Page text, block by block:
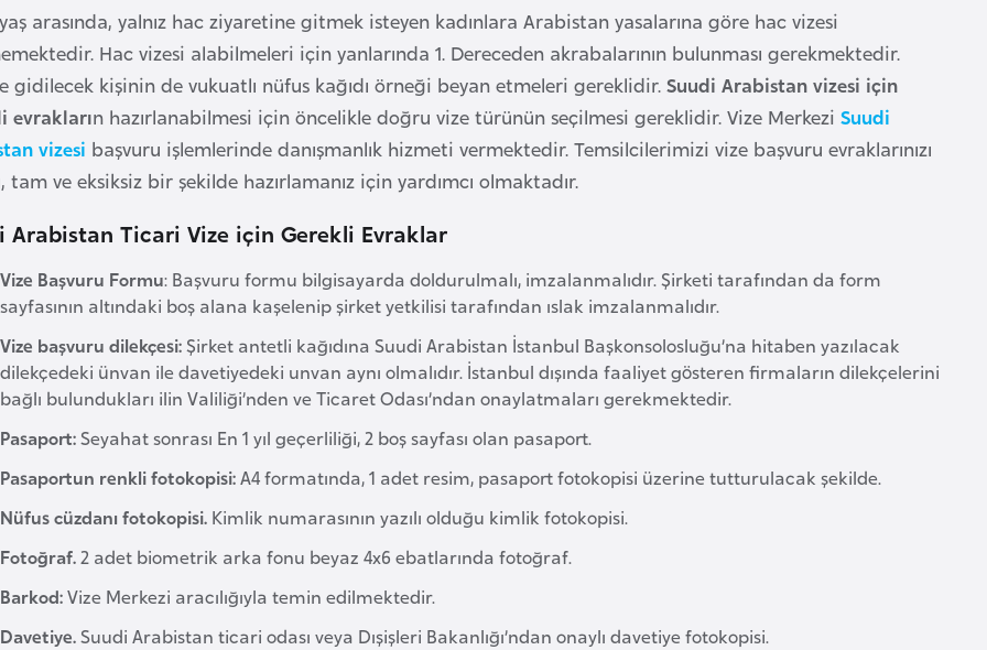
arasında, yalnız hac ziyaretine gitmek isteyen kadınlara Arabistan yasalarına göre hac vizesi
Hac vizesi alabilmeleri için yanlarında 1. Dereceden akrabalarının bulunması gerekmektedir.
gidilecek kişinin de vukuatlı nüfus kağıdı örneği beyan etmeleri gereklidir. Suudi Arabistan vizesi için
evrakların hazırlanabilmesi için öncelikle doğru vize türünün seçilmesi gereklidir. Vize Merkezi Suudi
vizesi başvuru işlemlerinde danışmanlık hizmeti vermektedir. Temsilcilerimizi vize başvuru evraklarınızı
tam ve eksiksiz bir şekilde hazırlamanız için yardımcı olmaktadır.
Arabistan Ticari Vize için Gerekli Evraklar
Vize Başvuru Formu: Başvuru formu bilgisayarda doldurulmalı, imzalanmalıdır. Şirketi tarafından da form
sayfasının altındaki boş alana kaşelenip şirket yetkilisi tarafından ıslak imzalanmalıdır.
Vize başvuru dilekçesi:Şirket antetli kağıdına Suudi Arabistan İstanbul Başkonsolosluğu’na hitaben yazılacak
dilekçedeki ünvan ile davetiyedeki unvan aynı olmalıdır. İstanbul dışında faaliyet gösteren firmaların dilekçelerini
bağlı bulundukları ilin Valiliği’nden ve Ticaret Odası’ndan onaylatmaları gerekmektedir.
Pasaport:Seyahat sonrası En 1 yıl geçerliliği, 2 boş sayfası olan pasaport.
Pasaportun renkli fotokopisi:A4 formatında, 1 adet resim, pasaport fotokopisi üzerine tutturulacak şekilde.
Nüfus cüzdanı fotokopisi. Kimlik numarasının yazılı olduğu kimlik fotokopisi.
Fotoğraf.2 adet biometrik arka fonu beyaz 4x6 ebatlarında fotoğraf.
Barkod:Vize Merkezi aracılığıyla temin edilmektedir.
Davetiye.Suudi Arabistan ticari odası veya Dışişleri Bakanlığı’ndan onaylı davetiye fotokopisi.